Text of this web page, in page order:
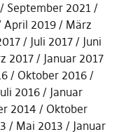
September 2021
April 2019
März
Juli 2017
Juni
2017
Januar 2017
Oktober 2016
2016
Januar
2014
Oktober
Mai 2013
Januar